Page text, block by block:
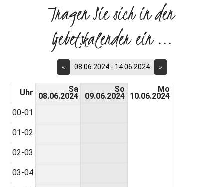
Tragen Sie sich in den
Gebetskalender ein ...
« 08.06.2024 - 14.06.2024 »
Uhr
00-01
01-02
02-03
03-04
Sa
08.06.2024
So
09.06.2024
Mo
10.06.2024